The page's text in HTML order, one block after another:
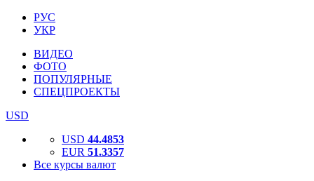
РУС
УКР
ВИДЕО
ФОТО
ПОПУЛЯРНЫЕ
СПЕЦПРОЕКТЫ
USD
USD 44.4853
EUR 51.3357
Все курсы валют